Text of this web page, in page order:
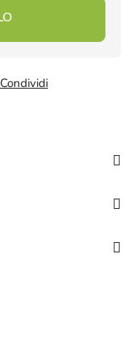
Condividi